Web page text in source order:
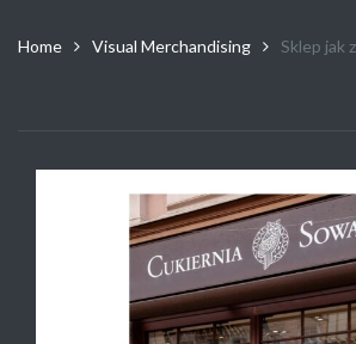
Home Visual Merchandising Sklep jak